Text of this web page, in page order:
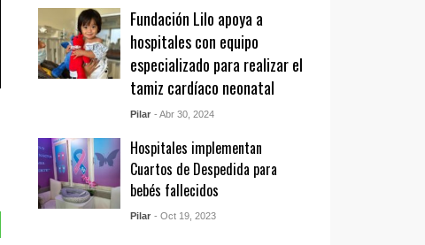
Fundación Lilo apoya a
hospitales con equipo
especializado para realizar el
tamiz cardíaco neonatal
Pilar - Abr 30, 2024
Hospitales implementan
Cuartos de Despedida para
bebés fallecidos
Pilar - Oct 19, 2023